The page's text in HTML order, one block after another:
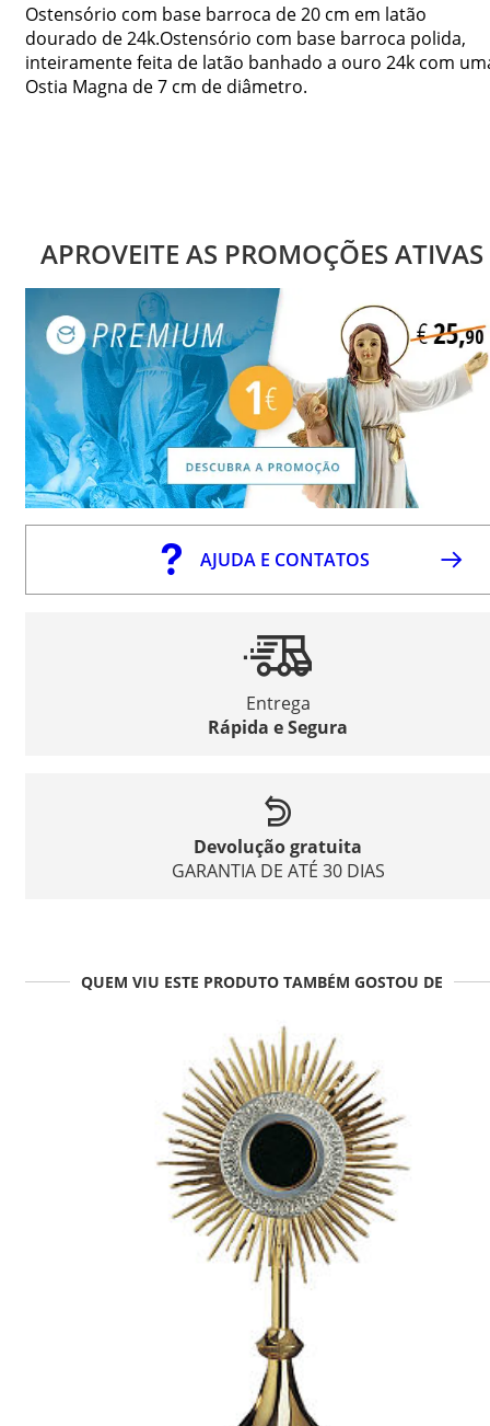
Ostensório com base barroca de 20 cm em latão
dourado de 24k.Ostensório com base barroca polida,
inteiramente feita de latão banhado a ouro 24k com
Ostia Magna de 7 cm de diâmetro.
APROVEITE AS PROMOÇÕES ATIVAS
AJUDA E CONTATOS
Entrega
Rápida e Segura
Devolução gratuita
GARANTIA DE ATÉ 30 DIAS
QUEM VIU ESTE PRODUTO TAMBÉM GOSTOU DE